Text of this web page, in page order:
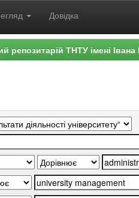
Довідка
репозитарій ТНТУ імені